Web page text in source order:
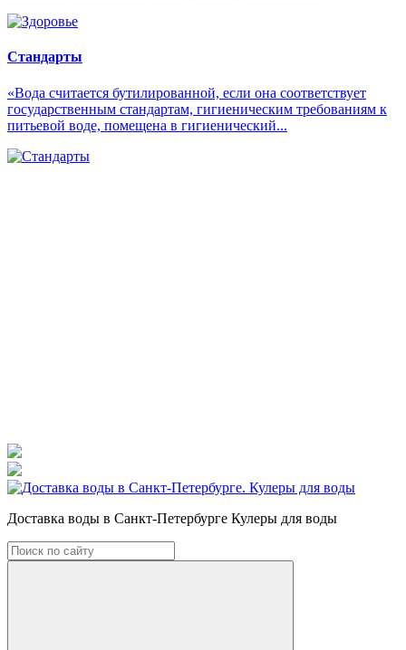
Стандарты
«Вода считается бутилированной, если она соответствует
государственным стандартам, гигиеническим требованиям к
питьевой воде, помещена в гигиенический...
Доставка воды в Санкт-Петербурге Кулеры для воды